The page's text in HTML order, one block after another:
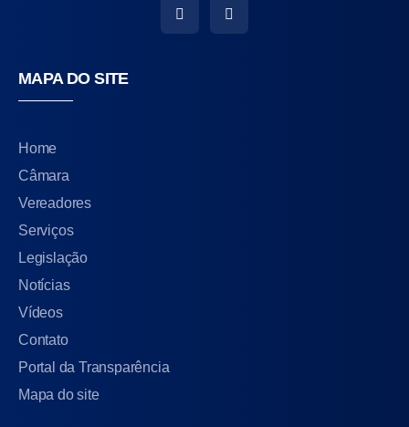
MAPA DO SITE
Home
Câmara
Vereadores
Serviços
Legislação
Notícias
Vídeos
Contato
Portal da Transparência
Mapa do site